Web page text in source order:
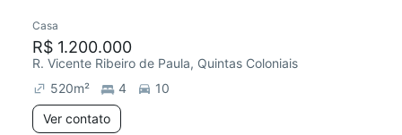
Casa
R$ 1.200.000
R. Vicente Ribeiro de Paula, Quintas Coloniais
520m² 4
10
Ver contato